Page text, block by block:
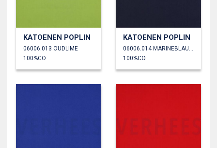
KATOENEN POPLIN
06006.013 OUDLIME
100%CO
KATOENEN POPLIN
06006.014 MARINEBLAUW
100%CO